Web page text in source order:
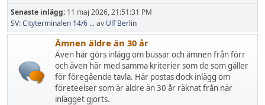
Senaste inlägg: 11 maj 2026, 21:51:31 PM
SV: Cityterminalen 14/6 ...av Ulf Berlin
Ämnen äldre än 30 år
Även här görs inlägg om bussar och ämnen från förr
och även här med samma kriterier som de som gäller
för föregående tavla. Här postas dock inlägg om
företeelser som är äldre än 30 år räknat från när
inlägget gjorts.